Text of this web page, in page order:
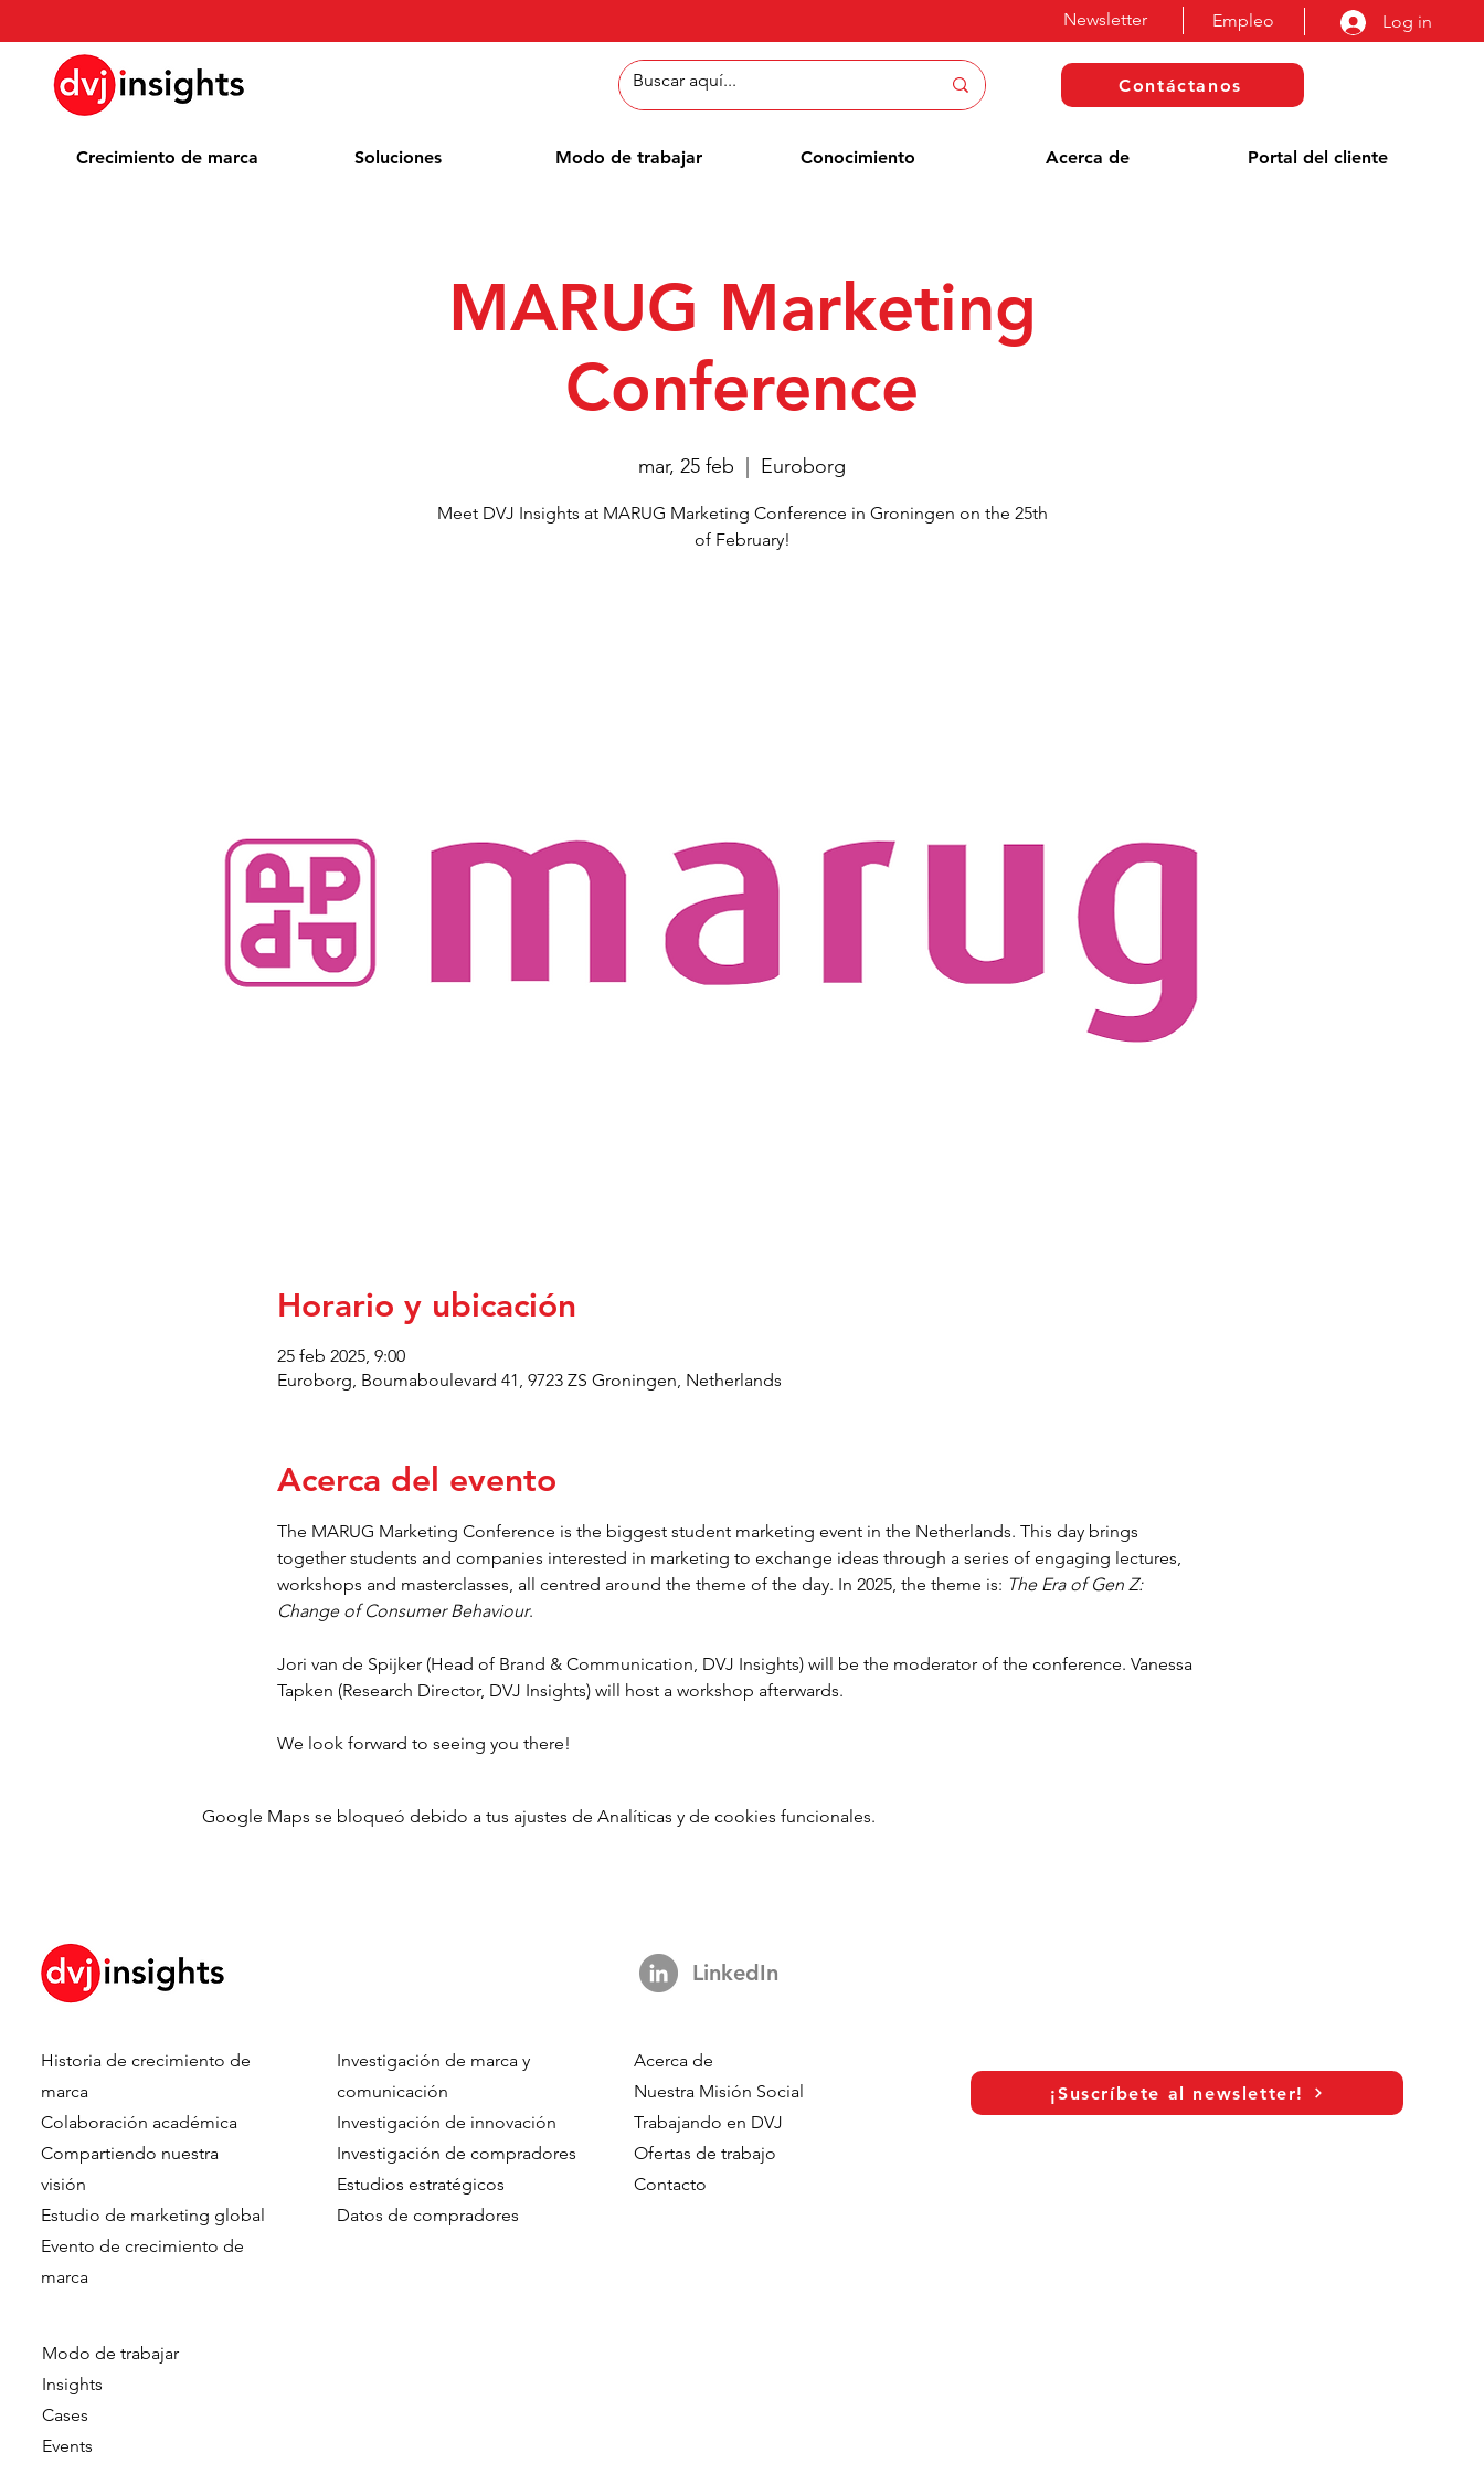
Empleo Log in
Newsletter
Contáctanos
Crecimiento de marca Soluciones Modo de trabajar Conocimiento Acerca de Portal del cliente
MARUG Marketing
Conference
mar, 25 feb Euroborg
Meet DVJ Insights at MARUG Marketing Conference in Groningen on the 25th
of February!
Horario y ubicación
25 feb 2025, 9:00
Euroborg, Boumaboulevard 41, 9723 ZS Groningen, Netherlands
Acerca del evento
The MARUG Marketing Conference is the biggest student marketing event in the Netherlands. This day brings
together students and companies interested in marketing to exchange ideas through a series of engaging lectures,
workshops and masterclasses, all centred around the theme of the day. In 2025, the theme is: The Era of Gen Z:
Change of Consumer Behaviour.
Jori van de Spijker (Head of Brand & Communication, DVJ Insights) will be the moderator of the conference. Vanessa
Tapken (Research Director, DVJ Insights) will host a workshop afterwards.
We look forward to seeing you there!
Google Maps se bloqueó debido a tus ajustes de Analíticas y de cookies funcionales.
Historia de crecimiento de
marca
Colaboración académica
Compartiendo nuestra
visión
Estudio de marketing global
Evento de crecimiento de
marca​​
Modo de trabajar
Insights
Cases
Events
Investigación de marca y
comunicación
Investigación de innovación
Investigación de compradores
Estudios estratégicos
Datos de compradores
LinkedIn
Acerca de
Nuestra Misión Social
Trabajando en DVJ
Ofertas de trabajo
Contacto
¡Suscríbete al newsletter!